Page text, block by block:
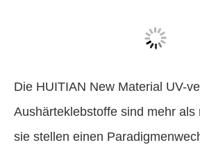
Die HUITIAN New Material UV-
Aushärteklebstoffe sind mehr als
sie stellen einen